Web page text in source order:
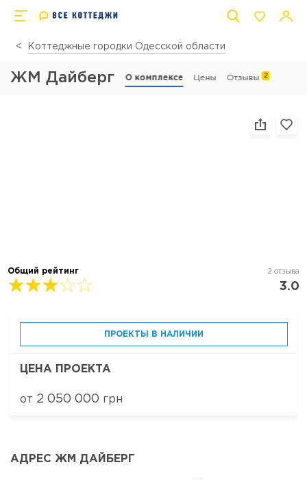
Коттеджные городки Одесской области
ЖМ Дайберг О комплексе Цены Отзывы 2
Общий рейтинг 2 отзыва
3.0
ПРОЕКТЫ В НАЛИЧИИ
ЦЕНА ПРОЕКТА
от 2 050 000 грн
АДРЕС ЖМ ДАЙБЕРГ